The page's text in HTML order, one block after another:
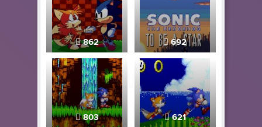
862 692
803 621